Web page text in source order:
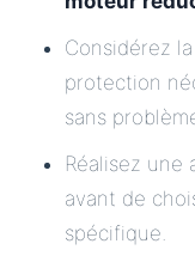
Considérez
protection
sans
Réalisez une
avant de
spécifique.